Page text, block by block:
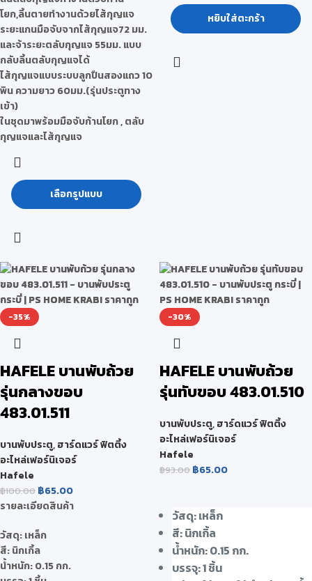
โยก,ลิ้นตายทำงานด้วยไส้กุญแจ
ระยะแกนมือจับจากไส้กุญแจ72 มม.
และจ้าระยะตลับกุญแจ 55มม. แบบ
กลับลิ้นตลับกุญแจได้
ไส้กุญแจแบบระบบลูกปืนสองแถว 10
พิน ความยาว 60มม.(รุ่นประตูทาง
เข้า)
ในชุดมาพร้อมมือจับก้านโยก , ตลับ
กุญแจและไส้กุญแจ
เลือกรูปแบบ
หยิบใส่ตะกร้า
-35%
HAFELE บานพับถ้วย
รุ่นกลางขอบ
483.01.511
บานพับประตู,ฮาร์ดแวร์ ฟิตติ้ง
อะไหล่เฟอร์นิเจอร์
Hafele
฿100.00 ฿65.00
รายละเอียดสินค้า
วัสดุ: เหล็ก
สี: นิกเกิ้ล
น้ำหนัก: 0.15 กก.
-30%
HAFELE บานพับถ้วย
รุ่นทับขอบ 483.01.510
บานพับประตู,ฮาร์ดแวร์ ฟิตติ้ง
อะไหล่เฟอร์นิเจอร์
Hafele
฿93.00 ฿65.00
วัสดุ: เหล็ก
สี: นิกเกิ้ล
น้ำหนัก: 0.15 กก.
บรรจุ: 1 ชิ้น